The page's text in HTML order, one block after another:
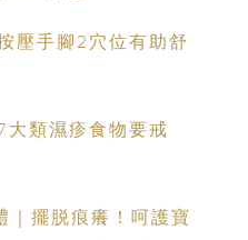
壓手腳2穴位有助舒
大類濕疹食物要戒
擺脱痕癢！呵護寶